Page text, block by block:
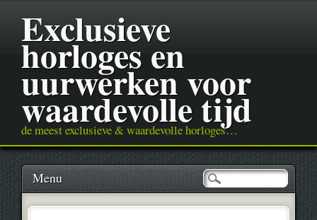
Exclusieve
horloges en
uurwerken voor
waardevolle tijd
de meest exclusieve & waardevolle horloges…
Main menu
Skip
content
Menu